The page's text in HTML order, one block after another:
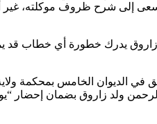
إلى شرح ظروف موكلته، غير
زاروق يدرك خطورة أي خطاب قد
الديوان الخامس بمحكمة ولاية
ولد زاروق بضمان إحضار